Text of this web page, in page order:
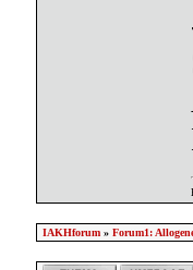
IAKHforum» Forum1: